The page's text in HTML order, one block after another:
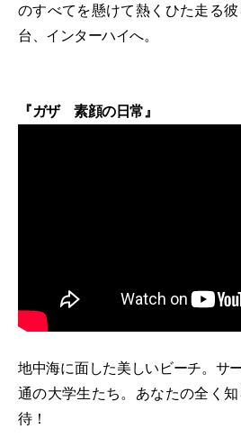
のすべてを懸けて熱くひた走る
台、インターハイへ。
『ガザ 素顔の日常』
地中海に面した美しいビーチ。サ
通の大学生たち。あなたの全く
待！